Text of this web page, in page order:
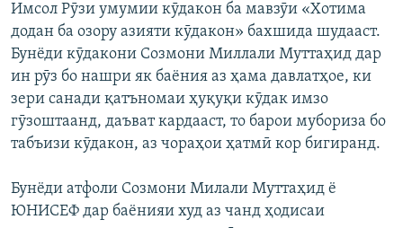
Имсол Рӯзи умумии кӯдакон ба мавзӯи «Хотима
додан ба озору азияти кӯдакон» бахшида шудааст.
Бунёди кӯдакони Созмони Миллали Муттаҳид дар
ин рӯз бо нашри як баёния аз ҳама давлатҳое, ки
зери санади қатъномаи ҳуқуқи кӯдак имзо
гӯзоштаанд, даъват кардааст, то барои мубориза бо
табъизи кӯдакон, аз чораҳои ҳатмӣ кор бигиранд.
Бунёди атфоли Созмони Милали Муттаҳид ё
ЮНИСЕФ дар баёнияи худ аз чанд ҳодисаи